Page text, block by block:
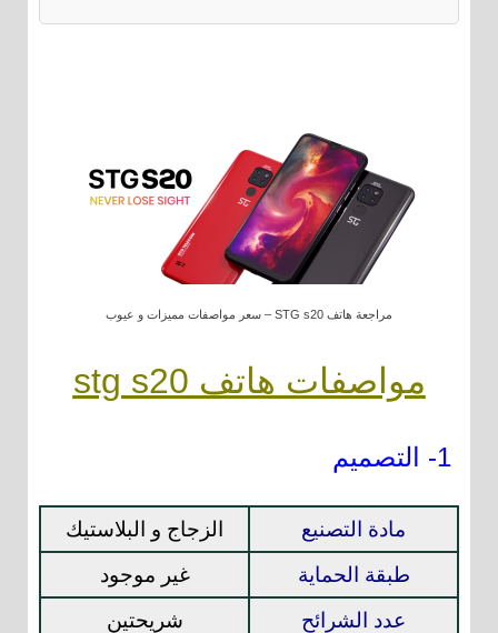
مراجعة هاتف STG s20 – سعر مواصفات مميزات و عيوب
مواصفات هاتف stg s20
مادة التصنيع
الزجاج و البلاستيك
طبقة الحماية
غير موجود
عدد الشرائح
شريحتين